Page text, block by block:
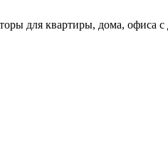
для квартиры, дома, офиса